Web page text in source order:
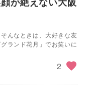
が絶えない大阪
んなときは、大好きな友
ランド花月」でお笑いに
2